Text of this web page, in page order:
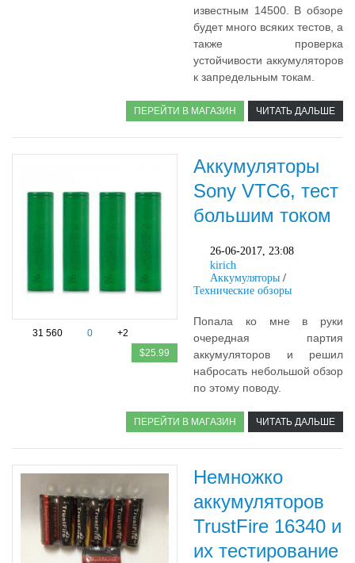
известным 14500. В обзоре
будет много всяких тестов, а
также проверка
устойчивости аккумуляторов
к запредельным токам.
ПЕРЕЙТИ В МАГАЗИН ЧИТАТЬ ДАЛЬШЕ
31 560 0
+2
$25.99
Аккумуляторы
Sony VTC6, тест
большим током
26-06-2017, 23:08
kirich
Аккумуляторы /
Технические обзоры
Попала ко мне в руки
очередная партия
аккумуляторов и решил
набросать небольшой обзор
по этому поводу.
ПЕРЕЙТИ В МАГАЗИН ЧИТАТЬ ДАЛЬШЕ
Немножко
аккумуляторов
TrustFire 16340 и
их тестирование